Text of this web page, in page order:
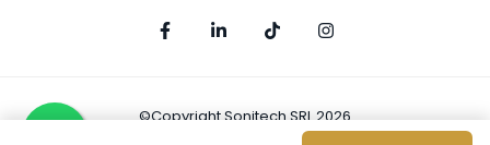
©Copyright Sonitech SRL 2026
Platforma E-commerce by Gomag